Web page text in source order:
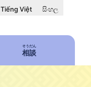
Tiếng Việt සිංහල
相談
そうだん